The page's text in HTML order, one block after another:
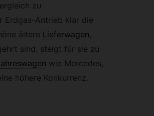
zu
Erdgas-Antrieb klar die
ältere Lieferwagen,
sind, steigt für sie zu
wie Mercedes,
höhere Konkurrenz.